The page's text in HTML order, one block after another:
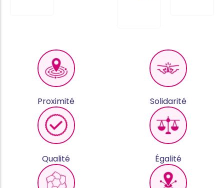
Proximité Solidarité
Qualité Égalité